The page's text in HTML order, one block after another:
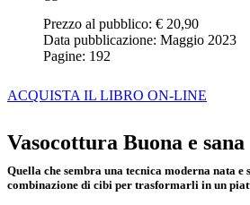
Prezzo al pubblico: € 20,90
Data pubblicazione: Maggio 2023
Pagine: 192
ACQUISTA IL LIBRO ON-LINE
Vasocottura Buona e sana
Quella che sembra una tecnica moderna nata
combinazione di cibi per trasformarli in un